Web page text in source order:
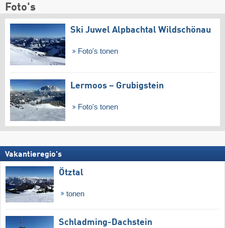
Foto's
Ski Juwel Alpbachtal Wildschönau
Foto's tonen
Lermoos – Grubigstein
Foto's tonen
Vakantieregio's
Ötztal
tonen
Schladming-Dachstein